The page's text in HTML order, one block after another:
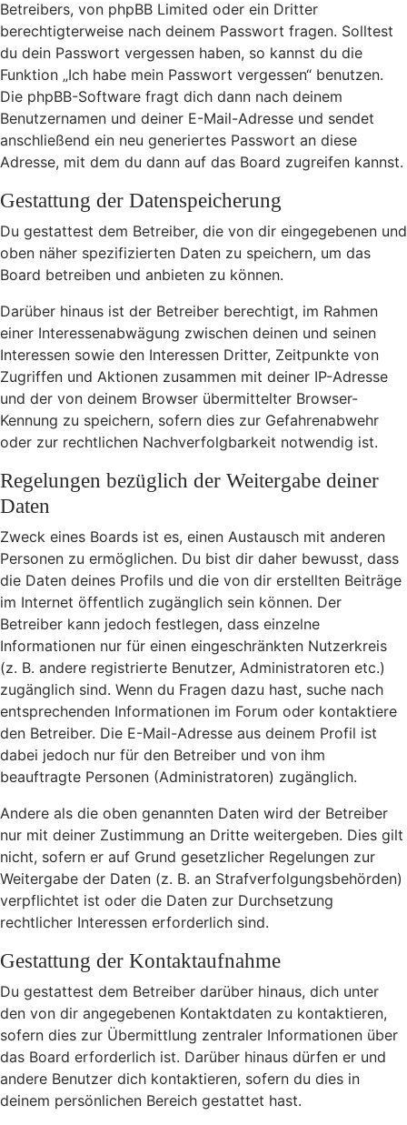
Betreibers, von phpBB Limited oder ein Dritter
berechtigterweise nach deinem Passwort fragen. Solltest
du dein Passwort vergessen haben, so kannst du die
Funktion „Ich habe mein Passwort vergessen“ benutzen.
Die phpBB-Software fragt dich dann nach deinem
Benutzernamen und deiner E-Mail-Adresse und sendet
anschließend ein neu generiertes Passwort an diese
Adresse, mit dem du dann auf das Board zugreifen kannst.
Gestattung der Datenspeicherung
Du gestattest dem Betreiber, die von dir eingegebenen und
oben näher spezifizierten Daten zu speichern, um das
Board betreiben und anbieten zu können.
Darüber hinaus ist der Betreiber berechtigt, im Rahmen
einer Interessenabwägung zwischen deinen und seinen
Interessen sowie den Interessen Dritter, Zeitpunkte von
Zugriffen und Aktionen zusammen mit deiner IP-Adresse
und der von deinem Browser übermittelter Browser-
Kennung zu speichern, sofern dies zur Gefahrenabwehr
oder zur rechtlichen Nachverfolgbarkeit notwendig ist.
Regelungen bezüglich der Weitergabe deiner
Daten
Zweck eines Boards ist es, einen Austausch mit anderen
Personen zu ermöglichen. Du bist dir daher bewusst, dass
die Daten deines Profils und die von dir erstellten Beiträge
im Internet öffentlich zugänglich sein können. Der
Betreiber kann jedoch festlegen, dass einzelne
Informationen nur für einen eingeschränkten Nutzerkreis
(z. B. andere registrierte Benutzer, Administratoren etc.)
zugänglich sind. Wenn du Fragen dazu hast, suche nach
entsprechenden Informationen im Forum oder kontaktiere
den Betreiber. Die E-Mail-Adresse aus deinem Profil ist
dabei jedoch nur für den Betreiber und von ihm
beauftragte Personen (Administratoren) zugänglich.
Andere als die oben genannten Daten wird der Betreiber
nur mit deiner Zustimmung an Dritte weitergeben. Dies gilt
nicht, sofern er auf Grund gesetzlicher Regelungen zur
Weitergabe der Daten (z. B. an Strafverfolgungsbehörden)
verpflichtet ist oder die Daten zur Durchsetzung
rechtlicher Interessen erforderlich sind.
Gestattung der Kontaktaufnahme
Du gestattest dem Betreiber darüber hinaus, dich unter
den von dir angegebenen Kontaktdaten zu kontaktieren,
sofern dies zur Übermittlung zentraler Informationen über
das Board erforderlich ist. Darüber hinaus dürfen er und
andere Benutzer dich kontaktieren, sofern du dies in
deinem persönlichen Bereich gestattet hast.